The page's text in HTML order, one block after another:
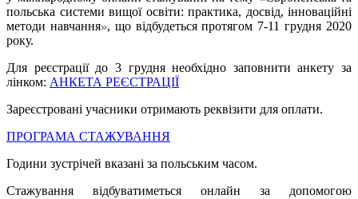
польська системи вищої освіти: практика, досвід, інноваційні
методи навчання», що відбудеться протягом 7-11грудня 2020
року.
Для реєстрації до 3 грудня необхідно заповнити анкету за
лінком: АНКЕТА РЕЄСТРАЦІЇ
Зареєстровані учасники отримають реквізити для оплати.
ПРОГРАМА СТАЖУВАННЯ
Години зустрічей вказані за польським часом.
Стажування відбуватиметься онлайн за допомогою